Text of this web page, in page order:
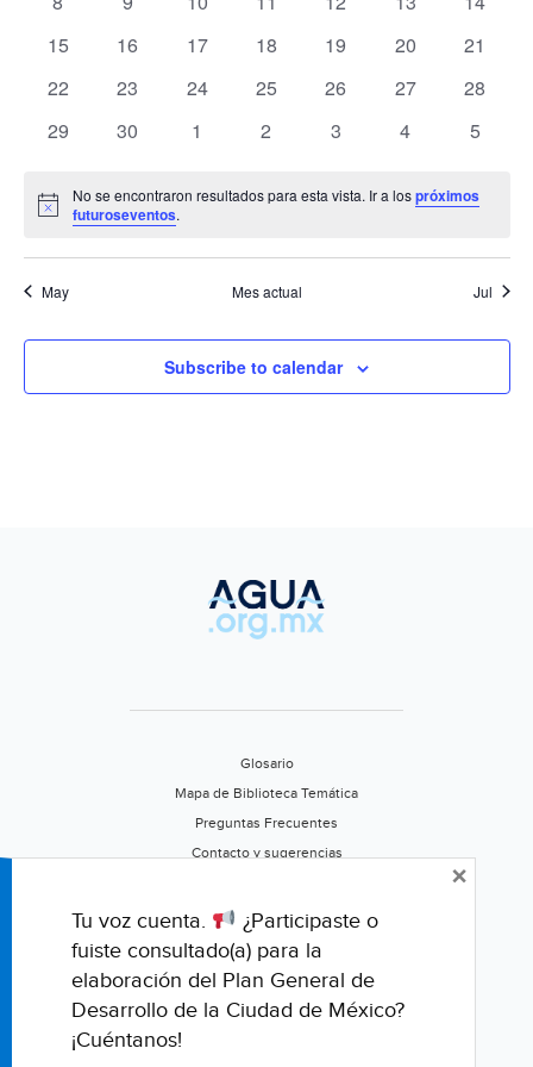
de
0
15
0
16
0
17
0
18
0
19
0
20
0
21
0
22
0
23
0
24
0
25
0
26
0
27
0
28
0
29
0
30
0
1
0
2
0
3
0
4
0
5
Notice
No se encontraron resultados para esta vista. Ir a lospróximos
futuroseventos.
May Mes actual Jul
Subscribe to calendar
Glosario
Mapa de Biblioteca Temática
Preguntas Frecuentes
Contacto y sugerencias
Califica este portal
Tu voz cuenta.
¿Participaste o
fuiste consultado(a) para la
elaboración del Plan General de
Desarrollo de la Ciudad de México?
¡Cuéntanos!
×